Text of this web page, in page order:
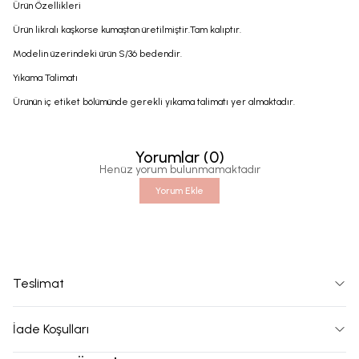
Ürün Özellikleri
Ürün likralı kaşkorse kumaştan üretilmiştir.Tam kalıptır.
Modelin üzerindeki ürün S/36 bedendir.
Yıkama Talimatı
Ürünün iç etiket bölümünde gerekli yıkama talimatı yer almaktadır.
Yorumlar(0)
Henüz yorum bulunmamaktadır
Yorum Ekle
Teslimat
İade Koşulları